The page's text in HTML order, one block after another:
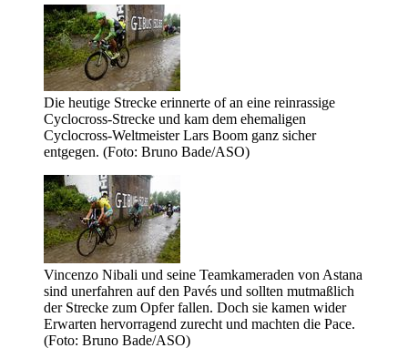
Die heutige Strecke erinnerte of an eine reinrassige
Cyclocross-Strecke und kam dem ehemaligen
Cyclocross-Weltmeister Lars Boom ganz sicher
entgegen. (Foto: Bruno Bade/ASO)
Vincenzo Nibali und seine Teamkameraden von Astana
sind unerfahren auf den Pavés und sollten mutmaßlich
der Strecke zum Opfer fallen. Doch sie kamen wider
Erwarten hervorragend zurecht und machten die Pace.
(Foto: Bruno Bade/ASO)